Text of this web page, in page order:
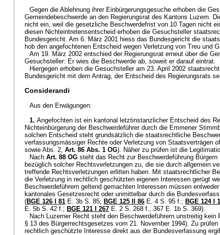
Gegen die Ablehnung ihrer Einbürgerungsgesuche erhoben die
Gemeindebeschwerde an den Regierungsrat des Kantons Luzern.
nicht ein, weil die gesetzliche Beschwerdefrist von 10 Tagen nicht
diesen Nichteintretensentscheid erhoben die Gesuchsteller
Bundesgericht. Am 6. März 2001 hiess das Bundesgericht die
hob den angefochtenen Entscheid wegen Verletzung von Treu und
Am 19. März 2002 entschied der Regierungsrat erneut über die
Gesuchsteller: Er wies die Beschwerde ab, soweit er darauf eintrat.
Hiergegen erhoben die Gesuchsteller am 23. April 2002
Bundesgericht mit dem Antrag, der Entscheid des Regierungsrats
Considerandi
Aus den Erwägungen:
1. Angefochten ist ein kantonal letztinstanzlicher Entscheid des
Nichteinbürgerung der Beschwerdeführer durch die Emmener
solchen Entscheid steht grundsätzlich die staatsrechtliche
verfassungsmässiger Rechte oder Verletzung von Staatsverträgen
sowie Abs. 2, Art. 86 Abs. 1 OG). Näher zu prüfen ist die
Nach Art. 88 OG steht das Recht zur Beschwerdeführung
bezüglich solcher Rechtsverletzungen zu, die sie durch allgemein
treffende Rechtsverletzungen erlitten haben. Mit staatsrechtlicher
die Verletzung in rechtlich geschützten eigenen Interessen gerügt
Beschwerdeführern geltend gemachten Interessen müssen
kantonales Gesetzesrecht oder unmittelbar durch die
(BGE 126 I 81 E. 3b S. 85; BGE 125 II 86 E. 4 S. 95 f.; BGE 124 I
E. 5b S. 42 f.; BGE 121 I 267 E. 2 S. 268 f., 367 E. 1b S. 369).
Nach Luzerner Recht steht den Beschwerdeführern unstreitig kein
§ 13 des Bürgerrechtsgesetzes vom 21. November 1994). Zu
rechtlich geschützte Interesse direkt aus der Bundesverfassung